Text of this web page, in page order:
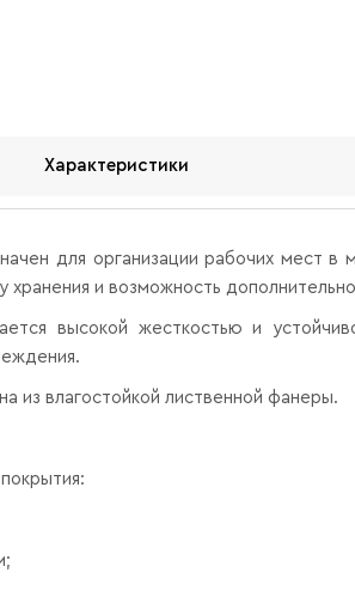
Характеристики
для организации рабочих мест в
и возможность
высокой жесткостью и
из влагостойкой лиственной фанеры.